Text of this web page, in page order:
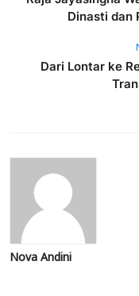
Dinasti dan
Dari Lontar ke
Nova Andini